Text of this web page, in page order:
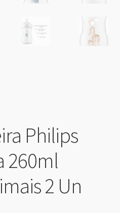
Philips
260ml
2 Un